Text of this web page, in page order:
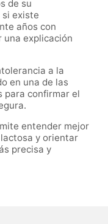
de su
existe
años con
explicación
a la
en una de las
para confirmar el
entender mejor
y orientar
precisa y